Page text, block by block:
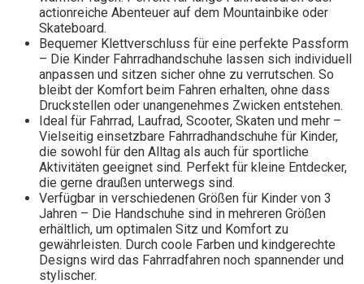
actionreiche Abenteuer auf dem Mountainbike oder
Skateboard.
Bequemer Klettverschluss für eine perfekte Passform
– Die Kinder Fahrradhandschuhe lassen sich individuell
anpassen und sitzen sicher ohne zu verrutschen. So
bleibt der Komfort beim Fahren erhalten, ohne dass
Druckstellen oder unangenehmes Zwicken entstehen.
Ideal für Fahrrad, Laufrad, Scooter, Skaten und mehr –
Vielseitig einsetzbare Fahrradhandschuhe für Kinder,
die sowohl für den Alltag als auch für sportliche
Aktivitäten geeignet sind. Perfekt für kleine Entdecker,
die gerne draußen unterwegs sind.
Verfügbar in verschiedenen Größen für Kinder von 3
Jahren – Die Handschuhe sind in mehreren Größen
erhältlich, um optimalen Sitz und Komfort zu
gewährleisten. Durch coole Farben und kindgerechte
Designs wird das Fahrradfahren noch spannender und
stylischer.